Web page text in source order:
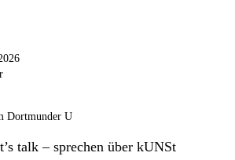
Dortmunder U
talk – sprechen über kUNSt